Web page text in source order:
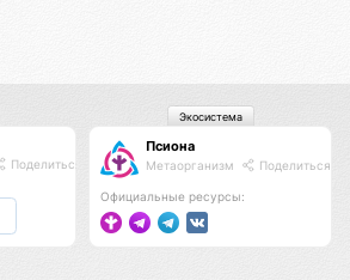
Поделиться
Псиона
Метаорганизм Поделиться
Официальные ресурсы:
Экосистема